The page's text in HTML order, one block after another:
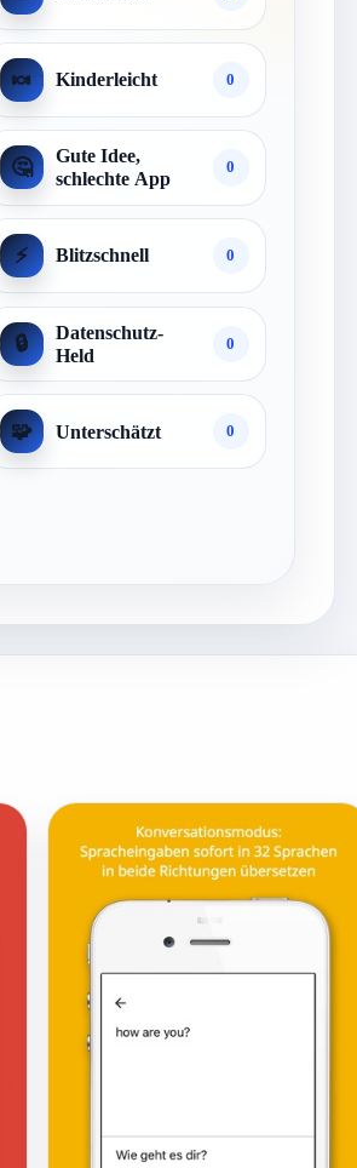
🍬 Kinderleicht 0
🤔
Gute Idee,
schlechte App
0
⚡ Blitzschnell 0
🔒
Datenschutz-
Held
0
🧩 Unterschätzt 0